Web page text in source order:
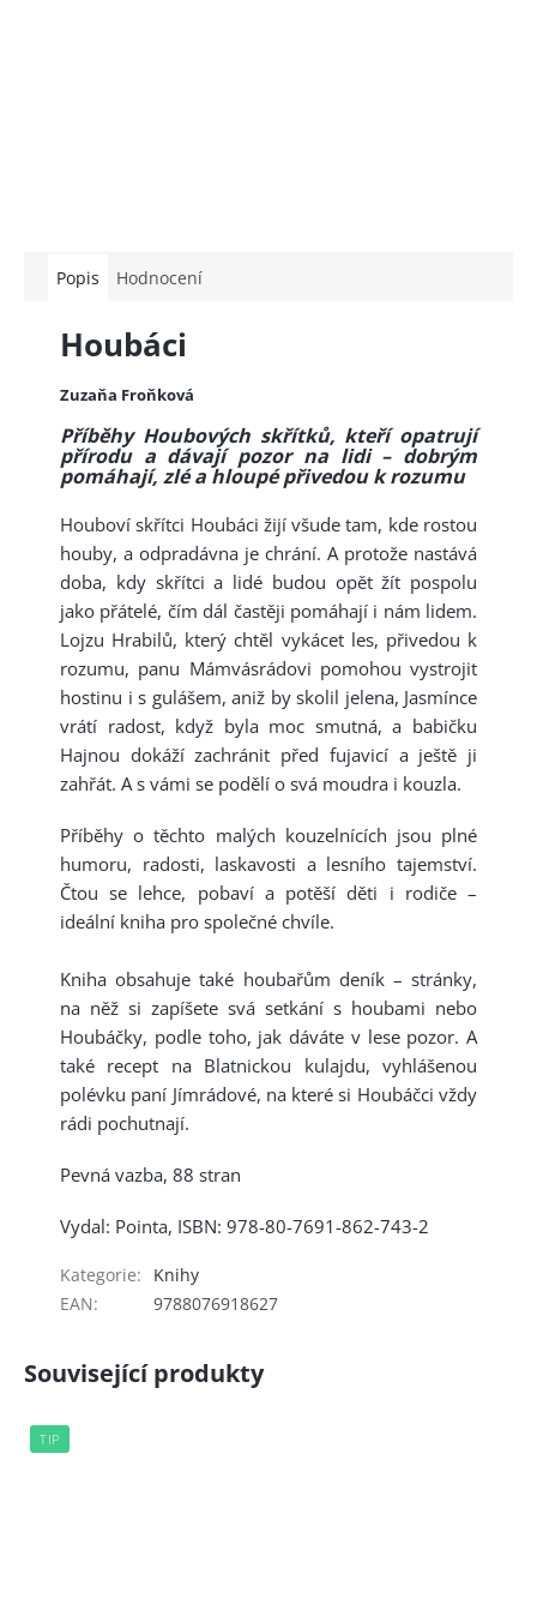
Popis Hodnocení
Houbáci
Zuzaňa Froňková
Příběhy Houbových skřítků, kteří opatrují
přírodu a dávají pozor na lidi – dobrým
pomáhají, zlé a hloupé přivedou k rozumu
Houboví skřítci Houbáci žijí všude tam, kde rostou
houby, a odpradávna je chrání. A protože nastává
doba, kdy skřítci a lidé budou opět žít pospolu
jako přátelé, čím dál častěji pomáhají i nám lidem.
Lojzu Hrabilů, který chtěl vykácet les, přivedou k
rozumu, panu Mámvásrádovi pomohou vystrojit
hostinu i s gulášem, aniž by skolil jelena, Jasmínce
vrátí radost, když byla moc smutná, a babičku
Hajnou dokáží zachránit před fujavicí a ještě ji
zahřát. A s vámi se podělí o svá moudra i kouzla.
Příběhy o těchto malých kouzelnících jsou plné
humoru, radosti, laskavosti a lesního tajemství.
Čtou se lehce, pobaví a potěší děti i rodiče –
ideální kniha pro společné chvíle.
Kniha obsahuje také houbařům deník – stránky,
na něž si zapíšete svá setkání s houbami nebo
Houbáčky, podle toho, jak dáváte v lese pozor. A
také recept na Blatnickou kulajdu, vyhlášenou
polévku paní Jímrádové, na které si Houbáčci vždy
rádi pochutnají.
Pevná vazba, 88 stran
Vydal: Pointa, ISBN: 978-80-7691-862-743-2
Kategorie:
Knihy
EAN: 9788076918627
Související produkty
TIP